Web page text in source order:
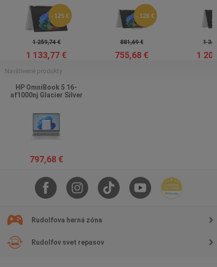
- 125 €
1 259,74 €
1 133,77 €
- 126 €
881,69 €
755,68 €
1
1
Navštívené produkty
HP OmniBook 5 16-
af1000nj Glacier Silver
797,68 €
Rudolfova herná zóna
Rudolfov svet repasov